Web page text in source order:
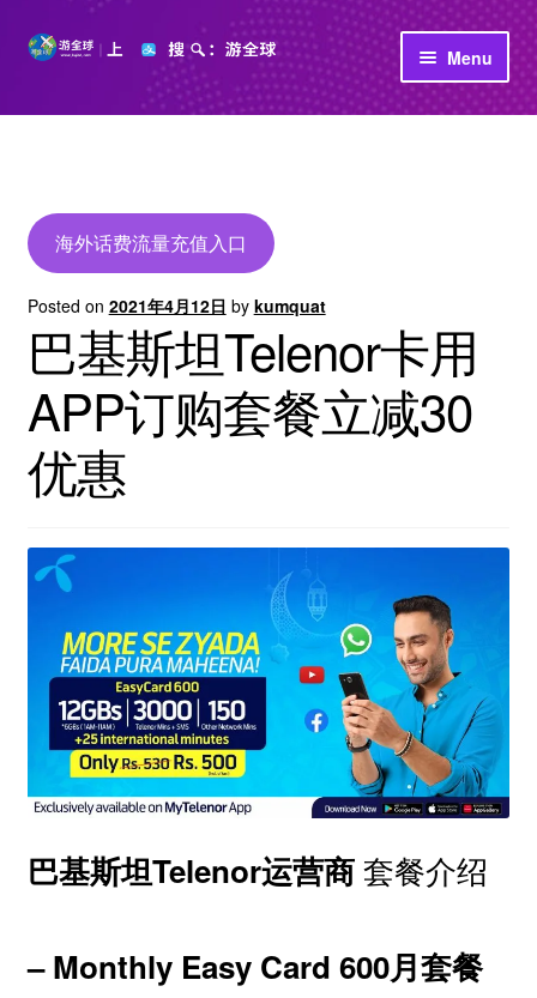
Skip
Skip
Menu
首页
公司介绍
海外话费流量充值入口
Posted on 2021年4月12日 by kumquat
巴基斯坦Telenor卡用
APP订购套餐立减30
优惠
巴基斯坦Telenor运营商套餐介绍
– Monthly Easy Card 600月套餐